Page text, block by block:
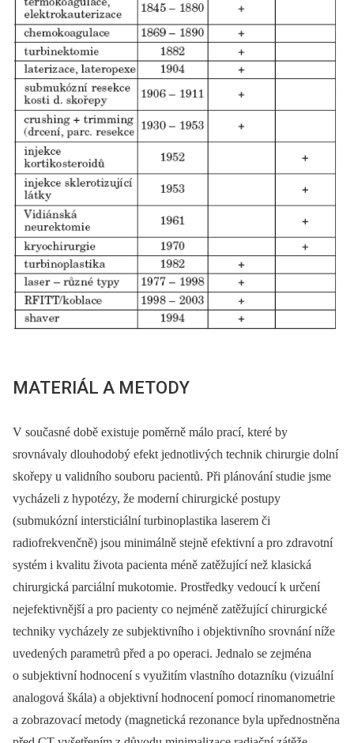
MATERIÁL A METODY
V současné době existuje poměrně málo prací, které by
srovnávaly dlouhodobý efekt jednotlivých technik chirurgie dolní
skořepy u validního souboru pacientů. Při plánování studie jsme
vycházeli z hypotézy, že moderní chirurgické postupy
(submukózní intersticiální turbinoplastika laserem či
radiofrekvenčně) jsou minimálně stejně efektivní a pro zdravotní
systém i kvalitu života pacienta méně zatěžující než klasická
chirurgická parciální mukotomie. Prostředky vedoucí k určení
nejefektivnější a pro pacienty co nejméně zatěžující chirurgické
techniky vycházely ze subjektivního i objektivního srovnání níže
uvedených parametrů před a po operaci. Jednalo se zejména
o subjektivní hodnocení s využitím vlastního dotazníku (vizuální
analogová škála) a objektivní hodnocení pomocí rinomanometrie
a zobrazovací metody (magnetická rezonance byla upřednostněna